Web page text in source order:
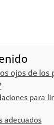
ojos de los
para
adecuados